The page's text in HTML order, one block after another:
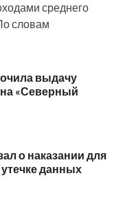
среднего
словам
выдачу
«Северный
о наказании для
данных